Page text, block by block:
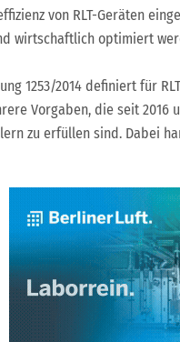
von RLT-Geräten
wirtschaftlich optimiert
1253/2014 definiert für
Vorgaben, die seit 2016
zu erfüllen sind. Dabei